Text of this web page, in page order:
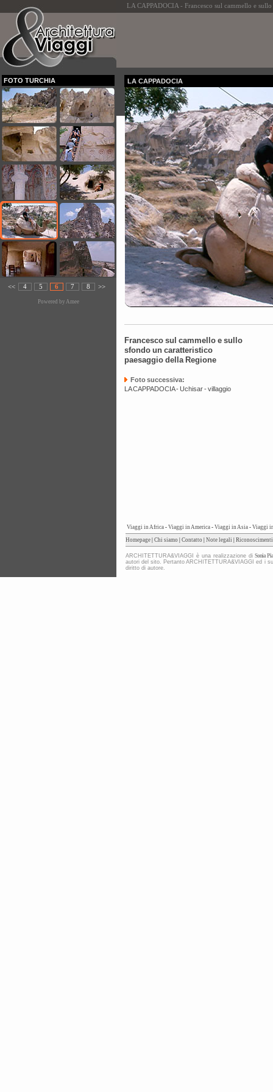
LA CAPPADOCIA - Francesco sul cammello e
FOTO TURCHIA
<< 4 5 6 7 8 >>
Powered by Amee
LA CAPPADOCIA
Francesco sul cammello e sullo
sfondo un caratteristico
paesaggio della Regione
Foto successiva:
LA CAPPADOCIA - Uchisar - villaggio
Viaggi in Africa - Viaggi in America - Viaggi in Asia - Viaggi
Homepage Chi siamo Contatto Note legali Riconoscimenti
ARCHITETTURA&VIAGGI è una realizzazione diSonia
autori del sito. Pertanto ARCHITETTURA&VIAGGI ed i
diritto di autore.